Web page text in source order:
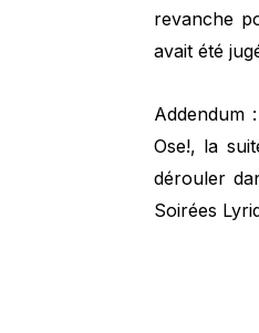
revanche
avait été
Addendum
Ose!, la
dérouler
Soirées